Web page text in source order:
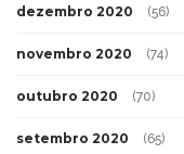
dezembro 2020 (56)
novembro 2020 (74)
outubro 2020 (70)
setembro 2020 (65)